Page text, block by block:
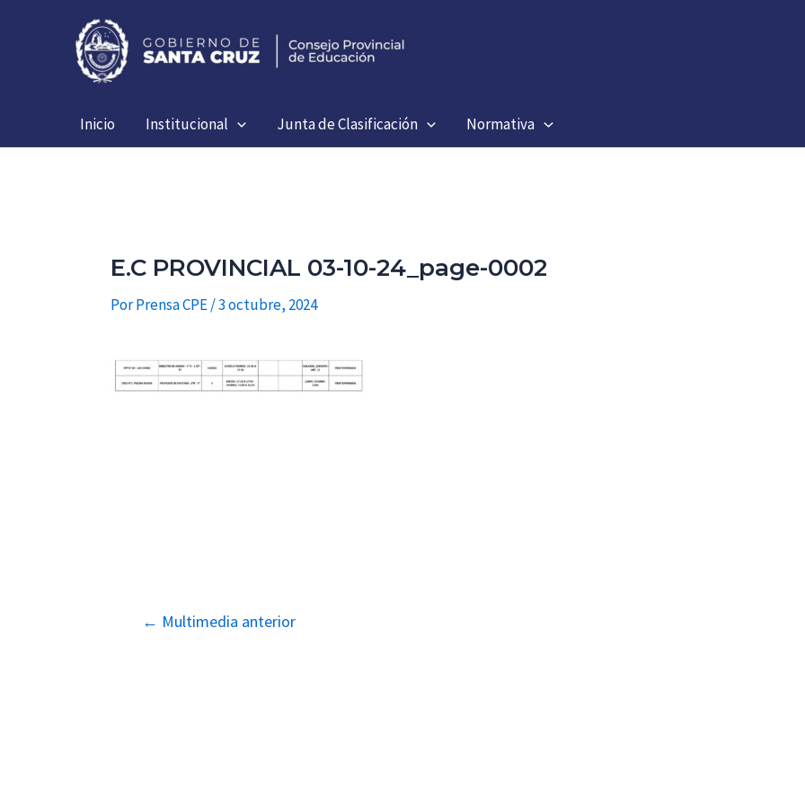
Inicio Institucional Junta de Clasificación Normativa
E.C PROVINCIAL 03-10-24_page-0002
PorPrensa CPE/3 octubre, 2024
Navegación
← Multimedia anterior